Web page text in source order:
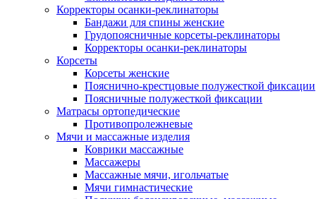
Корректоры осанки-реклинаторы
Бандажи для спины женские
Грудопоясничные корсеты-реклинаторы
Корректоры осанки-реклинаторы
Корсеты
Корсеты женские
Пояснично-крестцовые полужесткой фиксации
Поясничные полужесткой фиксации
Матрасы ортопедические
Противопролежневые
Мячи и массажные изделия
Коврики массажные
Массажеры
Массажные мячи, игольчатые
Мячи гимнастические